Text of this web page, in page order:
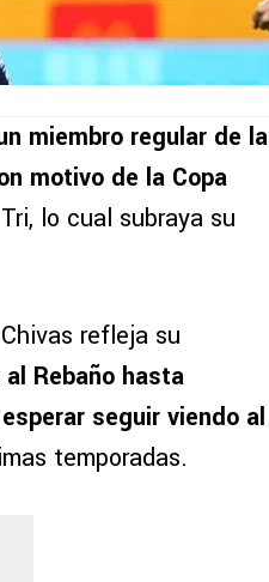
miembro regular de la
motivo de la Copa
lo cual subraya su
refleja su
Rebaño hasta
seguir viendo al
temporadas.